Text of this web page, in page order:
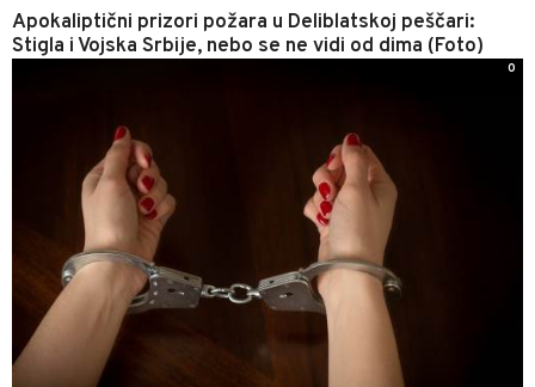
Apokaliptični prizori požara u Deliblatskoj peščari:
Stigla i Vojska Srbije, nebo se ne vidi od dima (Foto)
0